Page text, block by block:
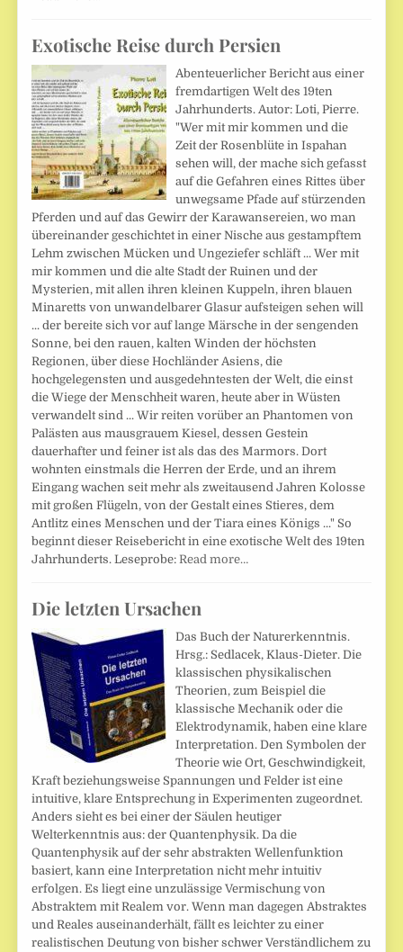
Exotische Reise durch Persien
Abenteuerlicher Bericht aus einer
fremdartigen Welt des 19ten
Jahrhunderts. Autor: Loti, Pierre.
"Wer mit mir kommen und die
Zeit der Rosenblüte in Ispahan
sehen will, der mache sich gefasst
auf die Gefahren eines Rittes über
unwegsame Pfade auf stürzenden
Pferden und auf das Gewirr der Karawansereien, wo man
übereinander geschichtet in einer Nische aus gestampftem
Lehm zwischen Mücken und Ungeziefer schläft ... Wer mit
mir kommen und die alte Stadt der Ruinen und der
Mysterien, mit allen ihren kleinen Kuppeln, ihren blauen
Minaretts von unwandelbarer Glasur aufsteigen sehen will
... der bereite sich vor auf lange Märsche in der sengenden
Sonne, bei den rauen, kalten Winden der höchsten
Regionen, über diese Hochländer Asiens, die
hochgelegensten und ausgedehntesten der Welt, die einst
die Wiege der Menschheit waren, heute aber in Wüsten
verwandelt sind ... Wir reiten vorüber an Phantomen von
Palästen aus mausgrauem Kiesel, dessen Gestein
dauerhafter und feiner ist als das des Marmors. Dort
wohnten einstmals die Herren der Erde, und an ihrem
Eingang wachen seit mehr als zweitausend Jahren Kolosse
mit großen Flügeln, von der Gestalt eines Stieres, dem
Antlitz eines Menschen und der Tiara eines Königs ..." So
beginnt dieser Reisebericht in eine exotische Welt des 19ten
Jahrhunderts. Leseprobe: Read more…
Die letzten Ursachen
Das Buch der Naturerkenntnis.
Hrsg.: Sedlacek, Klaus-Dieter. Die
klassischen physikalischen
Theorien, zum Beispiel die
klassische Mechanik oder die
Elektrodynamik, haben eine klare
Interpretation. Den Symbolen der
Theorie wie Ort, Geschwindigkeit,
Kraft beziehungsweise Spannungen und Felder ist eine
intuitive, klare Entsprechung in Experimenten zugeordnet.
Anders sieht es bei einer der Säulen heutiger
Welterkenntnis aus: der Quantenphysik. Da die
Quantenphysik auf der sehr abstrakten Wellenfunktion
basiert, kann eine Interpretation nicht mehr intuitiv
erfolgen. Es liegt eine unzulässige Vermischung von
Abstraktem mit Realem vor. Wenn man dagegen Abstraktes
und Reales auseinanderhält, fällt es leichter zu einer
realistischen Deutung von bisher schwer Verständlichem zu